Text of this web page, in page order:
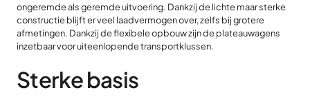
ongeremde als geremde uitvoering. Dankzij de lichte maar sterke
constructie blijft er veel laadvermogen over, zelfs bij grotere
afmetingen. Dankzij de flexibele opbouw zijn de plateauwagens
inzetbaar voor uiteenlopende transportklussen.
Sterke basis